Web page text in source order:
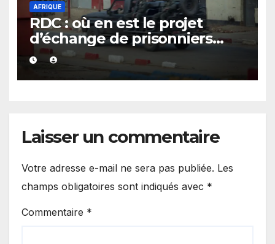
AFRIQUE
RDC : où en est le projet
d’échange de prisonniers
entre Kinshasa et l’AFC/M23 ?
Laisser un commentaire
Votre adresse e-mail ne sera pas publiée. Les
champs obligatoires sont indiqués avec *
Commentaire *